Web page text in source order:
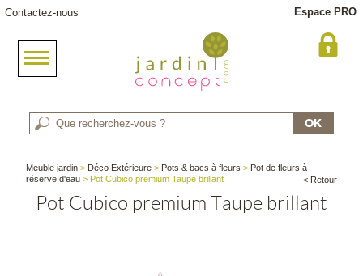
Contactez-nous Espace PRO
Meuble jardin > Déco Extérieure > Pots & bacs à fleurs > Pot de fleurs à
réserve d'eau > Pot Cubico premium Taupe brillant < Retour
Pot Cubico premium Taupe brillant